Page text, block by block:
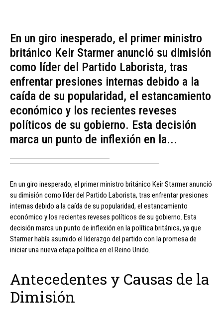
En un giro inesperado, el primer ministro
británico Keir Starmer anunció su dimisión
como líder del Partido Laborista, tras
enfrentar presiones internas debido a la
caída de su popularidad, el estancamiento
económico y los recientes reveses
políticos de su gobierno. Esta decisión
marca un punto de inflexión en la...
En un giro inesperado, el primer ministro británico Keir Starmer anunció
su dimisión como líder del Partido Laborista, tras enfrentar presiones
internas debido a la caída de su popularidad, el estancamiento
económico y los recientes reveses políticos de su gobierno. Esta
decisión marca un punto de inflexión en la política británica, ya que
Starmer había asumido el liderazgo del partido con la promesa de
iniciar una nueva etapa política en el Reino Unido.
Antecedentes y Causas de la
Dimisión